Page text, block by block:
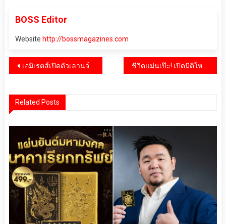
BOSS Editor
Website http://bossmagazines.com
แนะแนว
เอมิเรตส์เปิดตัวเลานจ์ใหม่ที่สุวรรณภูมิ SAT-1 ใหญ่เป็นอันดับสองของโลก รองจากดูไบ ชีวิตแม่นเป๊ะ! เปิดมิติใหม่ของสายมู กับ “ซินแสบาร์โค้ดชีวิต”
Related Posts